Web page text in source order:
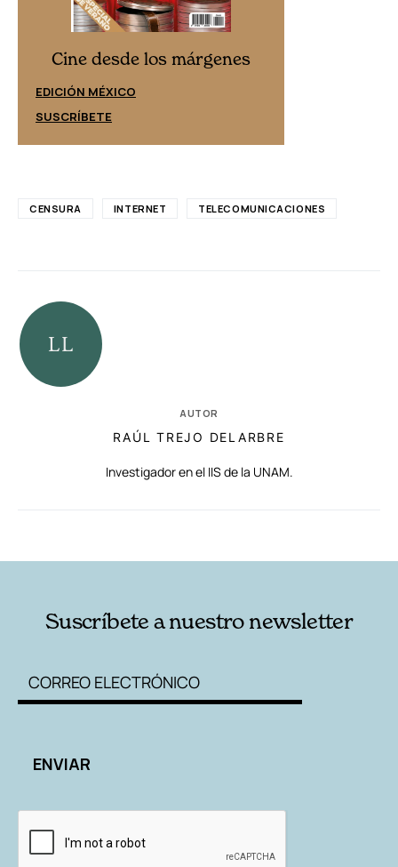
Cine desde los márgenes
EDICIÓN MÉXICO
SUSCRÍBETE
CENSURA INTERNET TELECOMUNICACIONES
AUTOR
RAÚL TREJO DELARBRE
Investigador en el IIS de la UNAM.
Suscríbete a nuestro newsletter